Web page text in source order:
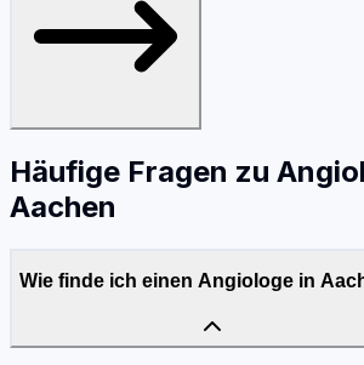
Häufige Fragen zu
Aachen
Wie finde ich einen Angiologe in